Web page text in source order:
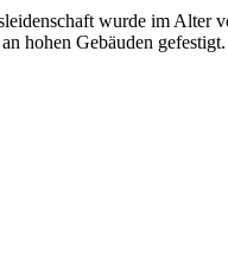
wurde im Alter
hohen Gebäuden